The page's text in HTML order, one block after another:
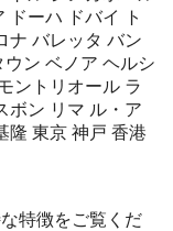
ドーハ ドバイ
ト
ナ バレッタ バン
ウン ベノア ヘルシ
ントリオール ラ
ボン リマ ル・ア
隆 東京 神戸 香港
特徴をご覧くだ